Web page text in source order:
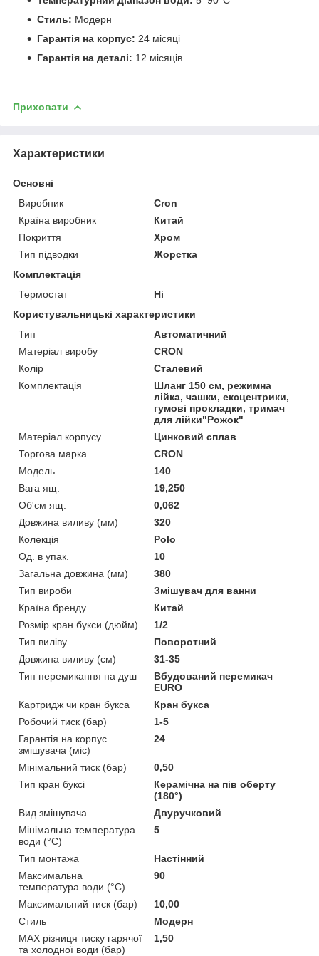
Стиль: Модерн
Гарантія на корпус: 24 місяці
Гарантія на деталі: 12 місяців
Приховати
Характеристики
Основні
Виробник
Cron
Країна виробник
Китай
Покриття
Хром
Тип підводки
Жорстка
Комплектація
Термостат
Ні
Користувальницькі характеристики
Тип
Автоматичний
Матеріал виробу
CRON
Колір
Сталевий
Комплектація
Шланг 150 см, режимна
лійка, чашки, ексцентрики,
гумові прокладки, тримач
для лійки"Рожок"
Матеріал корпусу
Цинковий сплав
Торгова марка
CRON
Мoдель
140
Вага ящ.
19,250
Об'єм ящ.
0,062
Довжина виливу (мм)
320
Колекція
Polo
Од. в упак.
10
Загальна довжина (мм)
380
Тип вироби
Змішувач для ванни
Країна бренду
Китай
Розмір кран букси (дюйм)
1/2
Тип виліву
Поворотний
Довжина виливу (см)
31-35
Тип перемикання на душ
Вбудований перемикач
EURO
Картридж чи кран букса
Кран букса
Робочий тиск (бар)
1-5
Гарантія на корпус
змішувача (міс)
24
Мінімальний тиск (бар)
0,50
Тип кран буксі
Керамічна на пів оберту
(180°)
Вид змішувача
Двуручковий
Мінімальна температура
води (°C)
5
Тип монтажа
Настінний
Максимальна
температура води (°C)
90
Максимальний тиск (бар)
10,00
Стиль
Модерн
MAX різниця тиску гарячої
та холодної води (бар)
1,50